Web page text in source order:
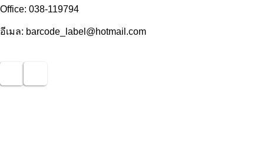
Office: 038-119794
อีเมล: barcode_label@hotmail.com